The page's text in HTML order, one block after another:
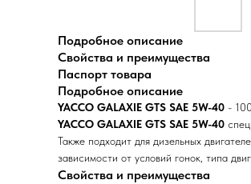
Подробное описание
Свойства и преимущества
Паспорт товара
Подробное описание
YACCO GALAXIE GTS SAE 5W-40 -
YACCO GALAXIE GTS SAE 5W-40
Также подходит для дизельных
зависимости от условий гонок, типа
Свойства и преимущества